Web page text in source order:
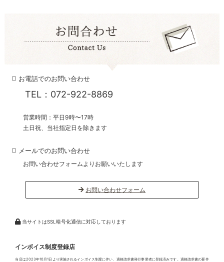
お電話でのお問い合わせ
TEL：072-922-8869
営業時間：平日9時〜17時
土日祝、当社指定日を除きます
メールでのお問い合わせ
お問い合わせフォームよりお願いいたします
お問い合わせフォーム
当サイトはSSL暗号化通信に対応しております
インボイス制度登録店
当店は2023年10月1日より実施されるインボイス制度に伴い、適格請求書発行事業者に登録済みです。適格請求書の要件